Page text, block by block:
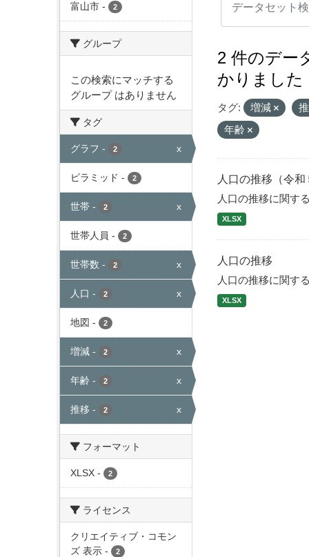
富山市 - 2
グループ
この検索にマッチする
グループ はありません
タグ
グラフ - 2 x
ピラミッド - 2
世帯 - 2 x
世帯人員 - 2
世帯数 - 2 x
人口 - 2 x
地図 - 2
増減 - 2 x
年齢 - 2 x
推移 - 2 x
フォーマット
XLSX - 2
ライセンス
クリエイティブ・コモン
ズ 表示 - 2
2 件のデー
かりました
タグ: 増減
年齢
人口の推移（令和
人口の推移に関す
XLSX
人口の推移
人口の推移に関す
XLSX